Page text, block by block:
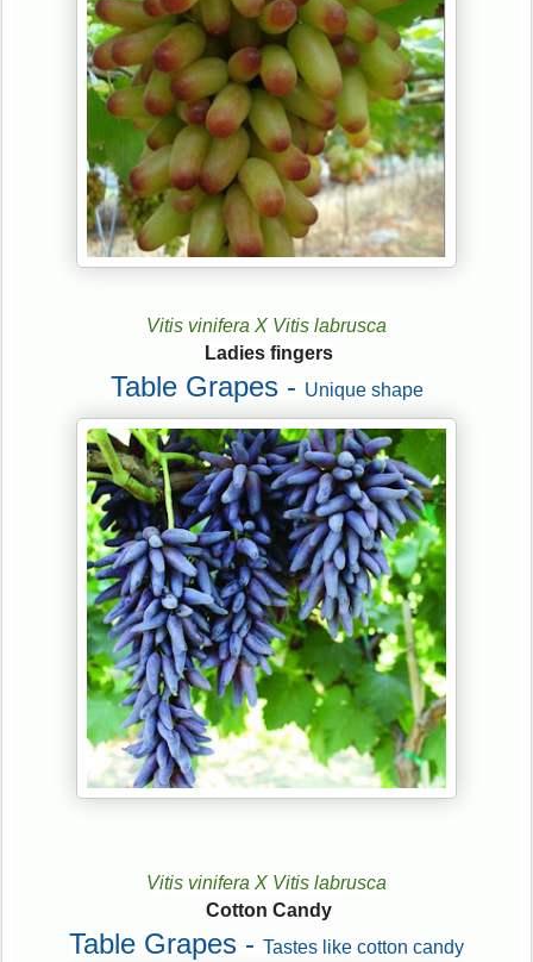
Vitis vinifera X Vitis labrusca
Ladies fingers
Table Grapes - Unique shape
Vitis vinifera X Vitis labrusca
Cotton Candy
Table Grapes - Tastes like cotton candy